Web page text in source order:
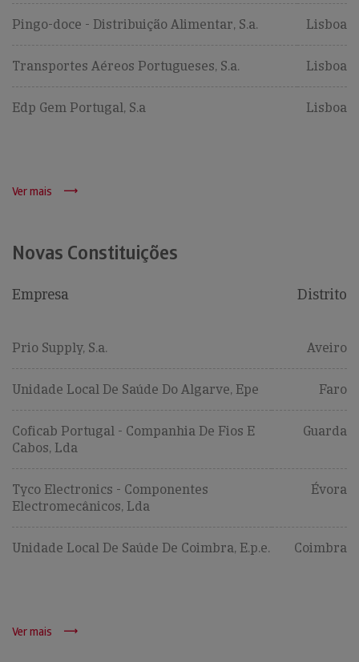
Pingo-doce - Distribuição Alimentar, S.a. Lisboa
Transportes Aéreos Portugueses, S.a. Lisboa
Edp Gem Portugal, S.a Lisboa
Ver mais
Novas Constituições
Empresa Distrito
Prio Supply, S.a. Aveiro
Unidade Local De Saúde Do Algarve, Epe Faro
Coficab Portugal - Companhia De Fios E
Cabos, Lda
Guarda
Tyco Electronics - Componentes
Electromecânicos, Lda
Évora
Unidade Local De Saúde De Coimbra, E.p.e. Coimbra
Ver mais